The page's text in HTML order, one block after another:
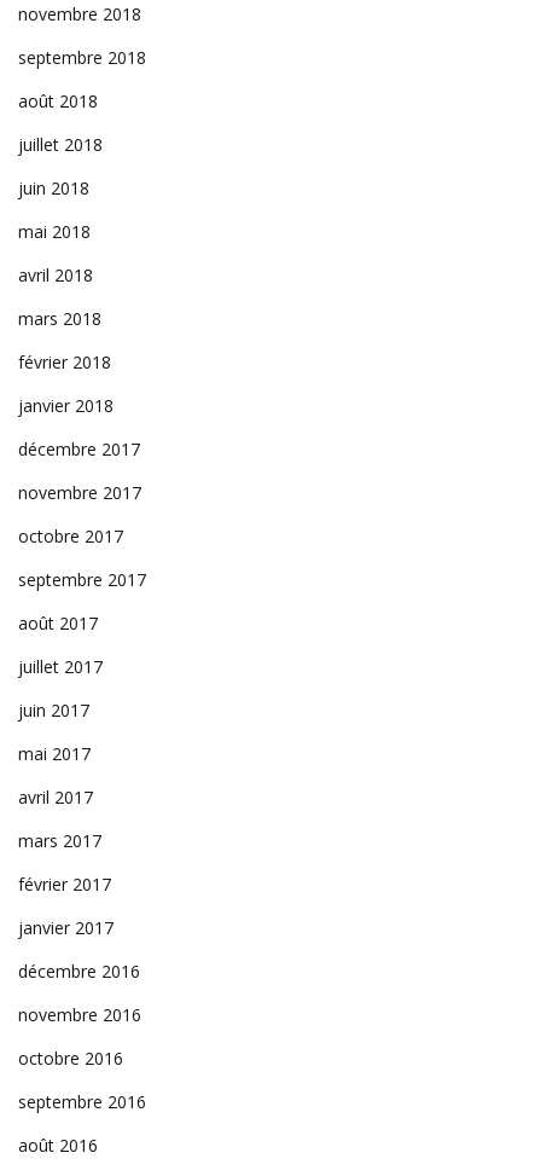
novembre 2018
septembre 2018
août 2018
juillet 2018
juin 2018
mai 2018
avril 2018
mars 2018
février 2018
janvier 2018
décembre 2017
novembre 2017
octobre 2017
septembre 2017
août 2017
juillet 2017
juin 2017
mai 2017
avril 2017
mars 2017
février 2017
janvier 2017
décembre 2016
novembre 2016
octobre 2016
septembre 2016
août 2016